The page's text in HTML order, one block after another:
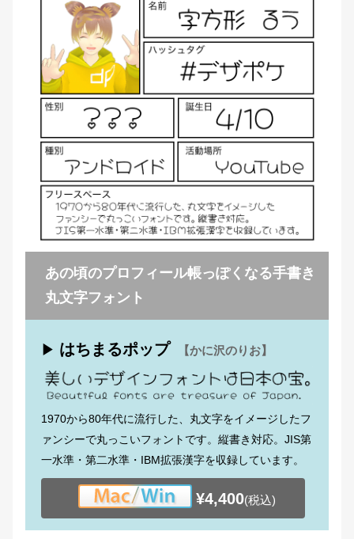
あの頃のプロフィール帳っぽくなる手書き
丸文字フォント
▶ はちまるポップ 【かに沢のりお】
1970から80年代に流行した、丸文字をイメージしたフ
ァンシーで丸っこいフォントです。縦書き対応。JIS第
一水準・第二水準・IBM拡張漢字を収録しています。
¥4,400(税込)